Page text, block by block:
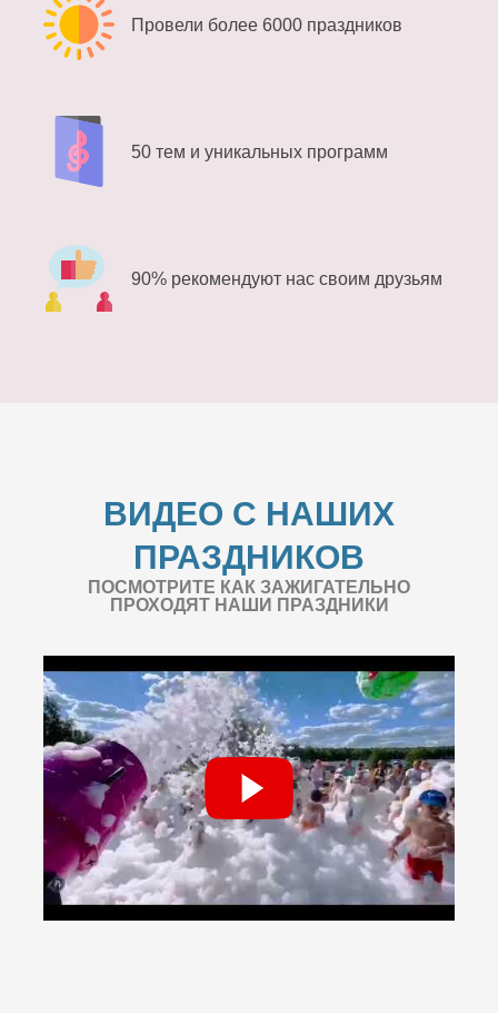
Провели более 6000 праздников
50 тем и уникальных программ
90% рекомендуют нас своим друзьям
ВИДЕО С НАШИХ
ПРАЗДНИКОВ
ПОСМОТРИТЕ КАК ЗАЖИГАТЕЛЬНО
ПРОХОДЯТ НАШИ ПРАЗДНИКИ